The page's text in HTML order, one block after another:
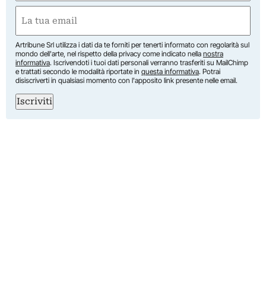
Nome
(Obbligatorio)
Artribune Srl utilizza i dati da te forniti per tenerti informato con regolarità sul
mondo dell'arte, nel rispetto della privacy come indicato nella nostra
informativa. Iscrivendoti i tuoi dati personali verranno trasferiti su MailChimp
e trattati secondo le modalità riportate in questa informativa. Potrai
disiscriverti in qualsiasi momento con l'apposito link presente nelle email.
Iscriviti